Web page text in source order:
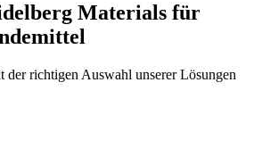
Materials für
der richtigen Auswahl unserer Lösungen